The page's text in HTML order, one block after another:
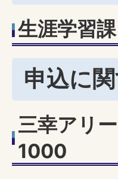
生涯学習
申込に
三幸アリ
1000